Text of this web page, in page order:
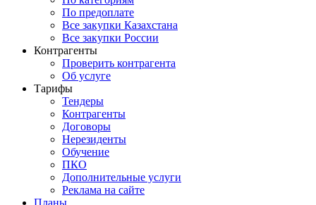
По предоплате
Все закупки Казахстана
Все закупки России
Контрагенты
Проверить контрагента
Об услуге
Тарифы
Тендеры
Контрагенты
Договоры
Нерезиденты
Обучение
ПКО
Дополнительные услуги
Реклама на сайте